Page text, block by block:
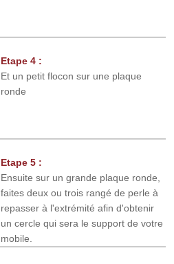
Etape 4 :
Et un petit flocon sur une plaque
ronde
Etape 5 :
Ensuite sur un grande plaque ronde,
faites deux ou trois rangé de perle à
repasser à l'extrémité afin d'obtenir
un cercle qui sera le support de votre
mobile.